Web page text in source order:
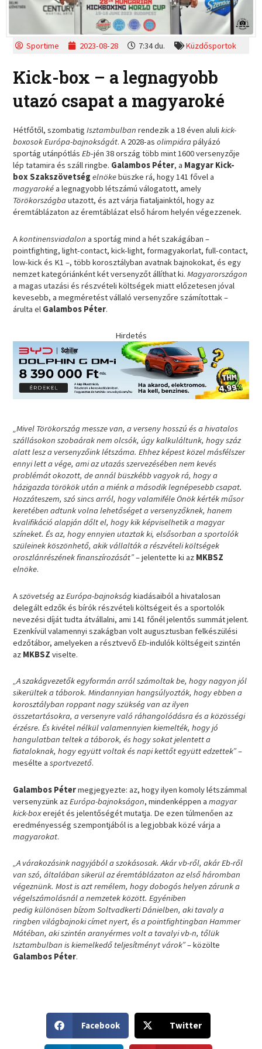
Sportime 2023-08-28 7:34 du. Küzdősportok
Kick-box – a legnagyobb
utazó csapat a magyaroké
Hétfőtől, szombatigIsztambulbanrendezik a 18 éven alulikick-
boxosok Európa-bajnokságát. A 2028-asolimpiárapályázó
sportág utánpótlásEb-jén 38 ország több mint 1600 versenyzője
lép tatamira és száll ringbe. Galambos Péter, a Magyar Kick-
box Szakszövetségelnökebüszke rá, hogy 141 fővel a
magyarokéa legnagyobb létszámú válogatott, amely
Törökországbautazott, és azt várja fiataljainktól, hogy az
éremtáblázaton az éremtáblázat első három helyén végezzenek.
Akontinensviadalona sportág mind a hét szakágában –
pointfighting, light-contact, kick-light, formagyakorlat, full-contact,
low-kick és K1 –, több korosztályban avatnak bajnokokat, és egy
nemzet kategóriánként két versenyzőt állíthat ki.Magyarországon
a magas utazási és részvételi költségek miatt előzetesen jóval
kevesebb, a megméretést vállaló versenyzőre számítottak –
árulta el Galambos Péter.
Hirdetés
„Mivel Törökország messze van, a verseny hosszú és a hivatalos
szállásokon szobaárak nem olcsók, úgy kalkuláltunk, hogy száz
alatt lesz a versenyzőink létszáma. Ehhez képest közel másfélszer
ennyi lett a vége, ami az utazás szervezésében nem kevés
problémát okozott, de annál büszkébb vagyok rá, hogy a
házigazda törökök után a miénk a második legnépesebb csapat.
Hozzáteszem, szó sincs arról, hogy valamiféle Önök kérték műsor
keretében adtunk volna lehetőséget a versenyzőknek, hanem
kvalifikáció alapján dőlt el, hogy kik képviselhetik a magyar
színeket. És az, hogy ennyien utaztak ki, elsősorban a sportolók
szüleinek köszönhető, akik vállalták a részvételi költségek
oroszlánrészének finanszírozását”– jelentette ki az MKBSZ
elnöke.
AszövetségazEurópa-bajnokságkiadásaiból a hivatalosan
delegált edzők és bírók részvételi költségeit és a sportolók
nevezési díját tudta átvállalni, ami 141 főnél jelentős summát jelent.
Ezenkívül valamennyi szakágban volt augusztusban felkészülési
edzőtábor, amelyeken a résztvevőEb-indulók költségeit szintén
az MKBSZviselte.
„A szakágvezetők egyformán arról számoltak be, hogy nagyon jól
sikerültek a táborok. Mindannyian hangsúlyozták, hogy ebben a
korosztályban roppant nagy szükség van az ilyen
összetartásokra, a versenyre való ráhangolódásra és a közösségi
érzésre. És kivétel nélkül valamennyien kiemelték, hogy jó
hangulatban teltek a táborok, és hogy sokat jelentett a
fiataloknak, hogy együtt voltak és napi kettőt együtt edzettek”–
mesélte asportvezető.
Galambos Pétermegjegyezte: az, hogy ilyen komoly létszámmal
versenyzünk azEurópa-bajnokságon, mindenképpen amagyar
kick-boxerejét és jelentőségét mutatja. De ezen túlmenően az
eredményesség szempontjából is a legjobbak közé várja a
magyarokat.
„A várakozásink nagyjából a szokásosak. Akár vb-ről, akár Eb-ről
van szó, általában sikerül az éremtáblázaton az első háromban
végeznünk. Most is azt remélem, hogy dobogós helyen zárunk a
végelszámolásnál a nemzetek között. Egyéniben
pedig különösen bízom Soltvadkerti Dánielben, aki tavaly a
ringben világbajnoki címet nyert, és a pointfightingban Hammer
Mátéban, aki szintén aranyérmes volt a tavalyi vb-n, tőlük
Isztambulban is kiemelkedő teljesítményt várok”– közölte
Galambos Péter.
h
a
Facebook
h
a
Twitter